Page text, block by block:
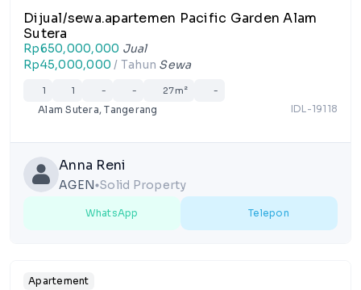
Dijual/sewa.apartemen Pacific Garden Alam
Sutera
Rp650,000,000 Jual
Rp45,000,000/ Tahun Sewa
1 1 - - 27m² -
Alam Sutera, Tangerang IDL-19118
Anna Reni
AGEN lens Solid Property
WhatsApp Telepon
Apartement